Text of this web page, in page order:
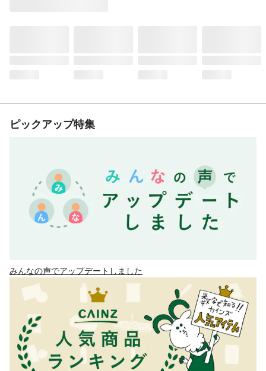
ピックアップ特集
みんなの声でアップデートしました